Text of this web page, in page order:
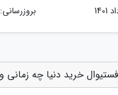
بروزرسانی:
فستیوال خرید دنیا چه